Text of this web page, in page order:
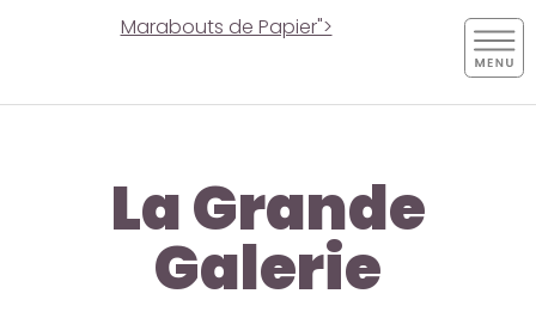
Marabouts de Papier">
La Grande
Galerie